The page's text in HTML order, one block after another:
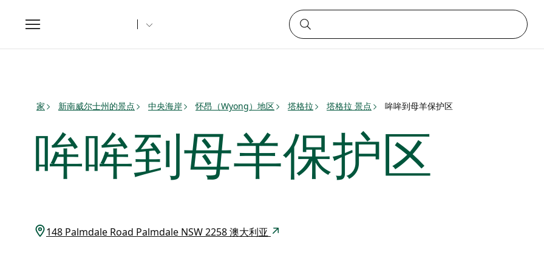
Toggle
navigation
家 新南威尔士州的景点 中央海岸 怀昂（Wyong）地区 塔格拉 塔格拉 景点 哞哞到母羊保护区
哞哞到母羊保护区
148 Palmdale Road Palmdale NSW 2258 澳大利亚